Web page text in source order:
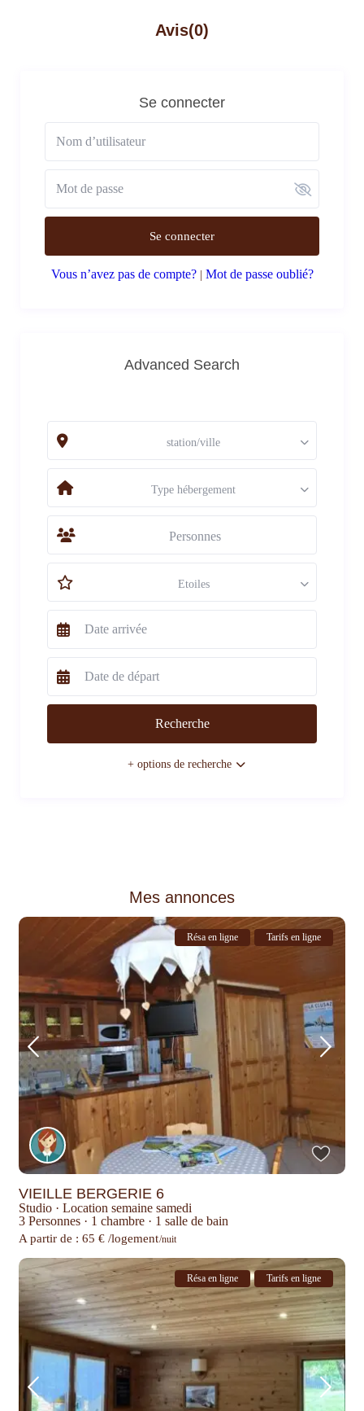
Avis(0)
Se connecter
Se connecter
Vous n’avez pas de compte?| Mot de passe oublié?
Advanced Search
station/ville
Type hébergement
Personnes
Etoiles
+ options de recherche
Mes annonces
Résa en ligne Tarifs en ligne
VIEILLE BERGERIE 6
Studio · Location semaine samedi
3 Personnes · 1 chambre · 1 salle de bain
A partir de : 65 € /logement/nuit
Résa en ligne Tarifs en ligne